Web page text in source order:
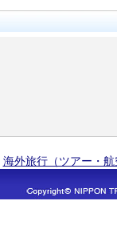
海外旅行（ツアー・航